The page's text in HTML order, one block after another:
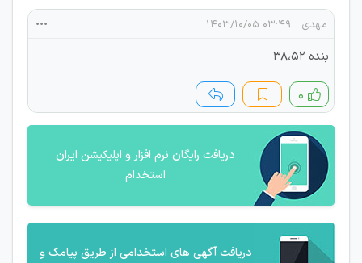
مهدی ۰۳:۴۹ ۱۴۰۳/۱۰/۰۵
بنده ۳۸،۵۲
۰
دریافت رایگان نرم افزار و اپلیکیشن ایران
استخدام
دریافت آگهی های استخدامی از طریق پیامک و